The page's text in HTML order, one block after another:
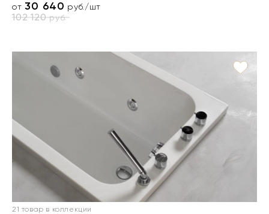
от30 640 руб./шт
102 120руб.
21 товар в коллекции